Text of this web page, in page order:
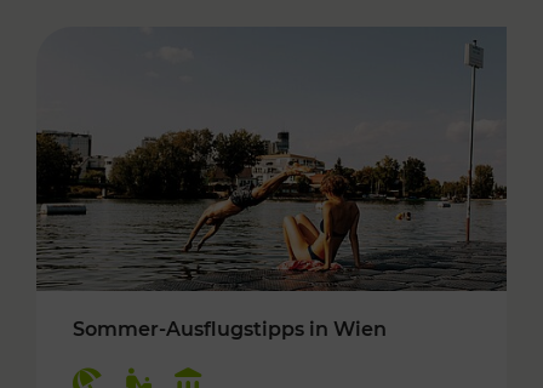
Sommer-Ausflugstipps in Wien